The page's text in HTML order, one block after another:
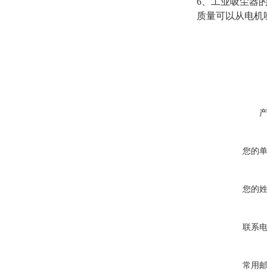
质量可以从电
您的
您的
联系
常用